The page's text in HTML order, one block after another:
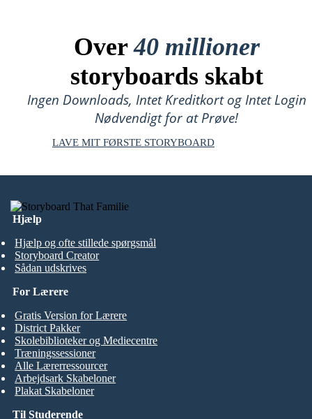
Over40 millioner
storyboards skabt
Ingen Downloads, Intet Kreditkort og Intet Login
Nødvendigt for at Prøve!
LAVE MIT FØRSTE STORYBOARD
Hjælp
Hjælp og ofte stillede spørgsmål
Storyboard Creator
Sådan udskrives
Til Studerende
For Lærere
Gratis Version for Lærere
District Pakker
Skolebiblioteker og Mediecentre
Træningssessioner
Alle Lærerressourcer
Arbejdsark Skabeloner
Plakat Skabeloner